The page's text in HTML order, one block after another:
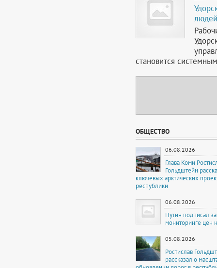
становится
ОБЩЕСТВО
06.08.2026
Глава Коми
Гольдштейн
ключевых арктических
республики
06.08.2026
Путин подписал
мониторинге цен
05.08.2026
Ростислав
рассказал о